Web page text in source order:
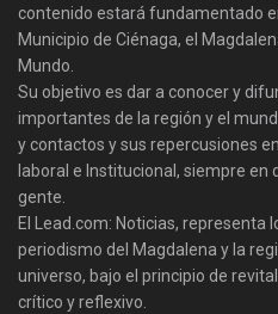
contenido estará fundamentado
Municipio de Ciénaga, el
Mundo.
Su objetivo es dar a conocer y
importantes de la región y el
y contactos y sus repercusiones
laboral e Institucional, siempre
gente.
El Lead.com: Noticias, representa
periodismo del Magdalena y la
universo, bajo el principio de
crítico y reflexivo.